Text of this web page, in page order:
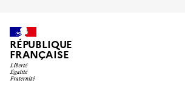
RÉPUBLIQUE
FRANÇAISE